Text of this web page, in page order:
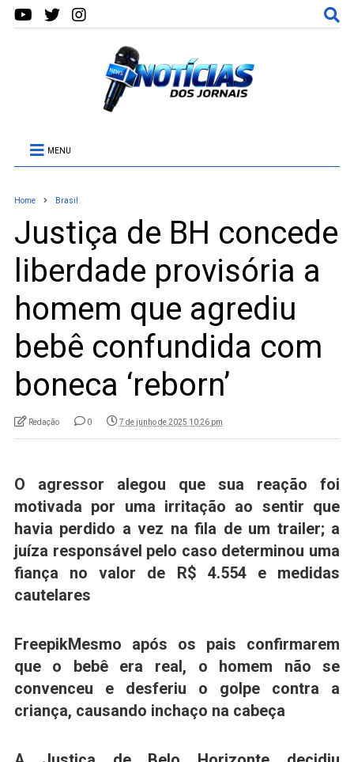
MENU
Home Brasil
Justiça de BH concede
liberdade provisória a
homem que agrediu
bebê confundida com
boneca ‘reborn’
Redação 0 7 de junho de 2025 10:26 pm
O agressor alegou que sua reação foi
motivada por uma irritação ao sentir que
havia perdido a vez na fila de um trailer; a
juíza responsável pelo caso determinou uma
fiança no valor de R$ 4.554 e medidas
cautelares
FreepikMesmo após os pais confirmarem
que o bebê era real, o homem não se
convenceu e desferiu o golpe contra a
criança, causando inchaço na cabeça